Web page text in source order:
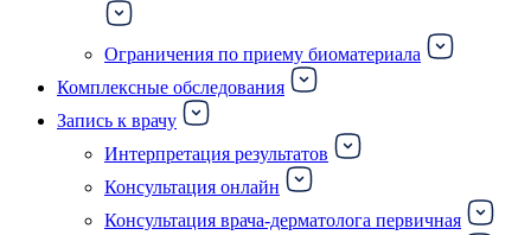
Ограничения по приему биоматериала
Комплексные обследования
Запись к врачу
Интерпретация результатов
Консультация онлайн
Консультация врача-дерматолога первичная